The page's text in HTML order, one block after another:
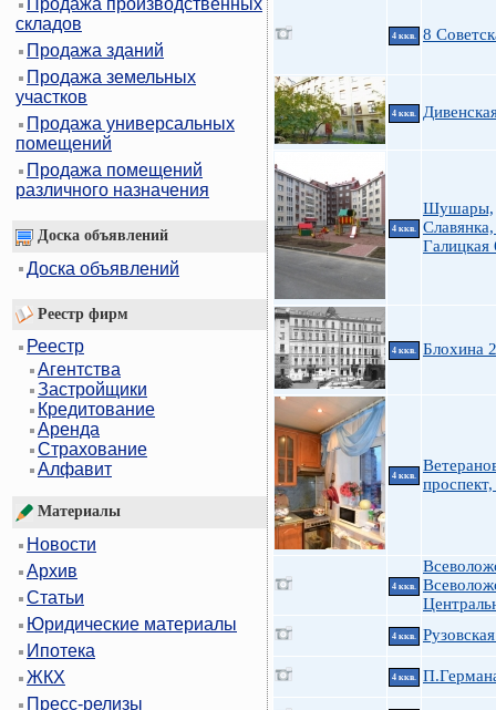
Продажа производственных
складов
Продажа зданий
Продажа земельных
участков
Продажа универсальных
помещений
Продажа помещений
различного назначения
Доска объявлений
Доска объявлений
Реестр фирм
Реестр
Агентства
Застройщики
Кредитование
Аренда
Страхование
Алфавит
Материалы
Новости
Архив
Статьи
Юридические материалы
Ипотека
ЖКХ
Пресс-релизы
4 ккв. 8
4 ккв.
4 ккв.
Шушары,
Галицкая
4 ккв. Блохина
4 ккв.
4 ккв.
4 ккв.
4 ккв.